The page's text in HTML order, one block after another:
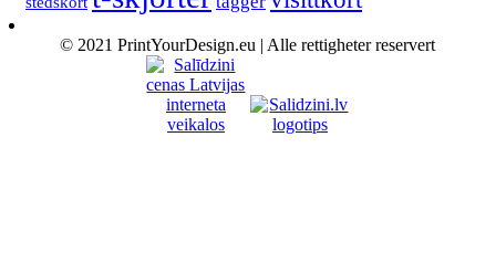
© 2021 PrintYourDesign.eu | Alle rettigheter reservert